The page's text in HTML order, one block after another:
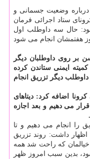
درباره وضعیت جسمانی و
ستاد اجرائی فرمان
حال سه داوطلب اول
هفتمشان انجام می شود
بر روی داوطلبان دیگر
ایمنی ستاندن کرده
دیگر تزریق انجام
اضافه کرد: دیتاهای
قرار می دهیم و بعد اجازه
را انجام می دهیم و تا
اظهار داشت: روند تزریق
خیالمان که راحت شد همه
بدین سبب امروز ظهر